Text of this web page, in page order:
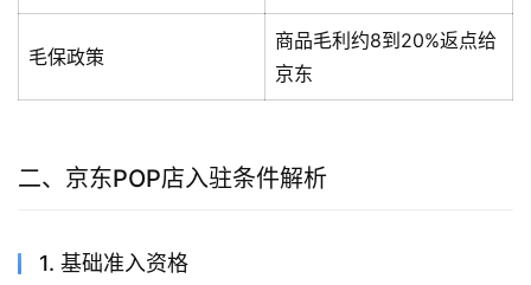
毛保政策
商品毛利约8到20%返点给
京东
二、京东POP店入驻条件解析
1. 基础准入资格